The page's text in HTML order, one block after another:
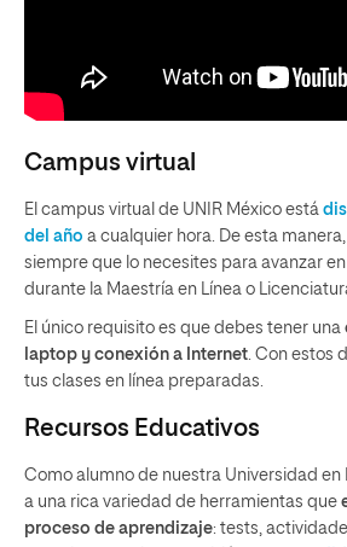
Campus virtual
El campus virtual de UNIR México está
del año a cualquier hora. De esta
siempre que lo necesites para avanzar
durante la Maestría en Línea o
El único requisito es que debes tener una
laptop y conexión a Internet . Con estos
tus clases en línea preparadas.
Recursos Educativos
Como alumno de nuestra Universidad
a una rica variedad de herramientas que
proceso de aprendizaje: tests,